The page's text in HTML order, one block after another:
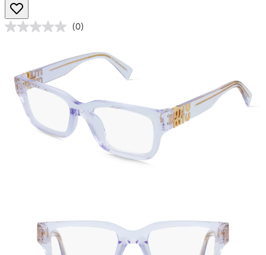
(0)